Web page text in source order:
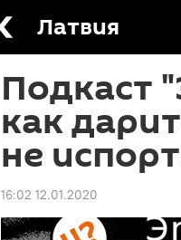
Латвия
Подкаст
как
не
16:02 12.01.2020